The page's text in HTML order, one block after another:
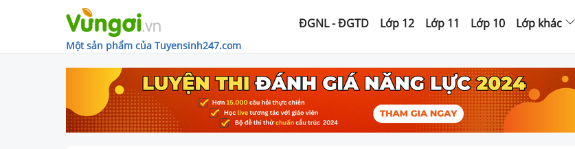
Một sản phẩm của Tuyensinh247.com
ĐGNL - ĐGTD Lớp 12 Lớp 11 Lớp 10 Lớp khác